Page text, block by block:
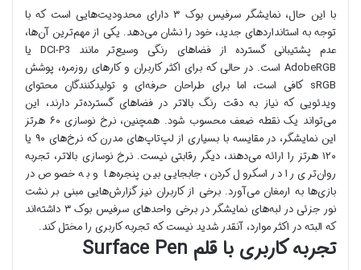
با این حال، نمایشگر سرفیس بوک ۳ دارای محدودیت‌هایی است که با
توجه به استانداردهای جدید، خود را نشان می‌دهد. یکی از مهم‌ترین آن‌ها،
عدم پشتیبانی گسترده از فضاهای رنگی وسیع‌تر مانند DCI-P3 یا
AdobeRGB است. در حالی که برای اکثر کاربران و کارهای روزمره، پوشش
sRGB کافی است، اما برای طراحان حرفه‌ای و تولیدکنندگان محتوای
ویدئویی که نیاز به دقت رنگ بالاتر در فضاهای گسترده‌تر دارند، این
می‌تواند یک نقطه ضعف محسوب شود. همچنین، نرخ نوسازی ۶۰ هرتز
این نمایشگر، در مقایسه با بسیاری از لپ‌تاپ‌های مدرن که نرخ‌های ۹۰ یا
۱۲۰ هرتز را ارائه می‌دهند، دیگر رقابتی نیست. نرخ نوسازی بالاتر، تجربه
روان‌تری را در اسکرول کردن، جابجایی بین پنجره‌ها و به خصوص در
بازی‌ها به ارمغان می‌آورد. برخی از کاربران نیز گزارش‌هایی مبنی بر نشت
نور جزئی در لبه‌های نمایشگر در برخی واحدهای سرفیس بوک ۳ داشته‌اند
که البته در اکثر موارد، آنقدر شدید نیست که تجربه کاربری را مختل کند.
تجربه کاربری با قلم Surface Pen